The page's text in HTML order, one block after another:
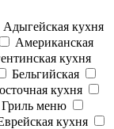
Адыгейская кухня
Американская
кухня
Бельгийская
кухня
Гриль меню
кухня